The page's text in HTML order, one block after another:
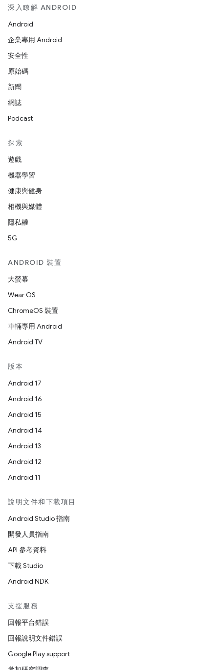
深入瞭解 ANDROID
Android
企業專用 Android
安全性
原始碼
新聞
網誌
Podcast
探索
遊戲
機器學習
健康與健身
相機與媒體
隱私權
5G
ANDROID 裝置
大螢幕
Wear OS
ChromeOS 裝置
車輛專用 Android
Android TV
版本
Android 17
Android 16
Android 15
Android 14
Android 13
Android 12
Android 11
說明文件和下載項目
Android Studio 指南
開發人員指南
API 參考資料
下載 Studio
Android NDK
支援服務
回報平台錯誤
回報說明文件錯誤
Google Play support